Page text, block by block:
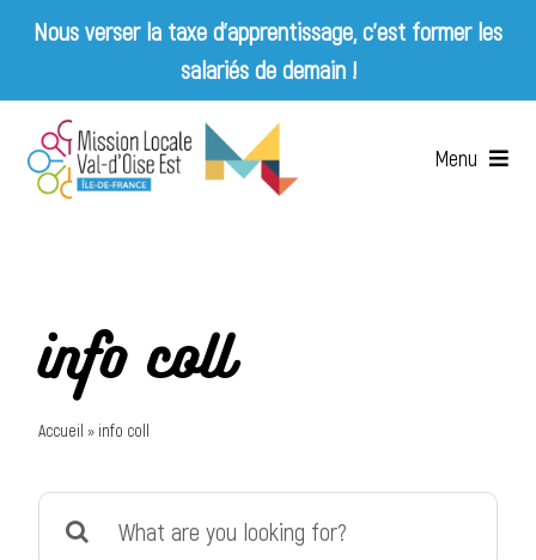
Nous verser la taxe d’apprentissage, c’est former les
salariés de demain !
content
Menu
Services
info coll
Accueil » info coll
Search